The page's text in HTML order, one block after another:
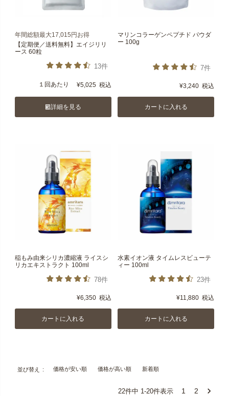
年間総額最大17,015円お得
【定期便／送料無料】エイジリリ
ース 60粒
13件
１回あたり ¥5,025 税込
詳細を見る
マリンコラーゲンペプチド パウダ
ー 100g
7件
¥3,240 税込
カートに入れる
稲もみ由来シリカ濃縮液 ライスシ
リカエキストラクト 100ml
78件
¥6,350 税込
カートに入れる
水素イオン液 タイムレスビューテ
ィー 100ml
23件
¥11,880 税込
カートに入れる
並び替え 価格が安い順 価格が高い順 新着順
22件中 1-20件表示 1 2